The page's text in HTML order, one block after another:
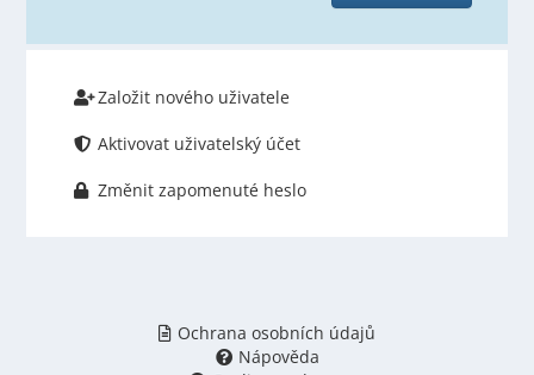
Založit nového uživatele
Aktivovat uživatelský účet
Změnit zapomenuté heslo
Ochrana osobních údajů
Nápověda